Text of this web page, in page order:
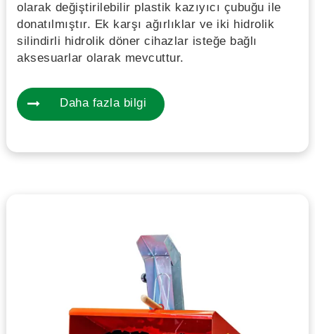
olarak değiştirilebilir plastik kazıyıcı çubuğu ile
donatılmıştır. Ek karşı ağırlıklar ve iki hidrolik
silindirli hidrolik döner cihazlar isteğe bağlı
aksesuarlar olarak mevcuttur.
Daha fazla bilgi